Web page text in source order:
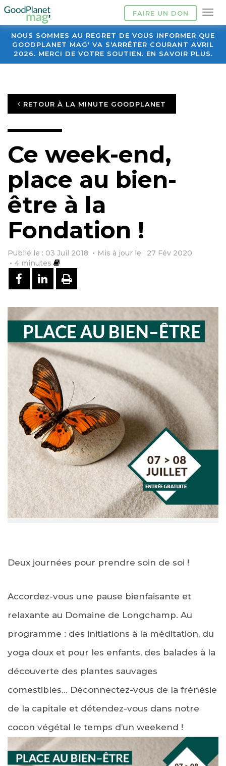
FAIRE UN DON
NOUS SOMMES AU REGRET DE VOUS INFORMER QUE
GOODPLANET MAG' VA S'ARRÊTER COURANT AVRIL
2026. MERCI DE VOTRE SOUTIEN. EN SAVOIR PLUS.
RETOUR À LA MINUTE GOODPLANET
Ce week-end,
place au bien-
être à la
Fondation !
Publié le : 03 Juil 2018
Mis à jour le : 27 Fév 2020
4 minutes
PARTAGER SUR FACEBOOK
PARTAGER SUR LINKEDIN
IMPRIMER
Deux journées pour prendre soin de soi !
Accordez-vous une pause bienfaisante et
relaxante au Domaine de Longchamp. Au
programme : des initiations à la méditation, du
yoga doux et pour les enfants, des balades à la
découverte des plantes sauvages
comestibles… Déconnectez-vous de la frénésie
de la capitale et détendez-vous dans notre
cocon végétal le temps d’un weekend !